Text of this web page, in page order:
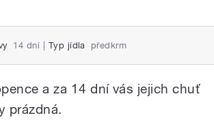
14 dní Typ jídla předkrm
a za 14 dní vás jejich chuť
prázdná.